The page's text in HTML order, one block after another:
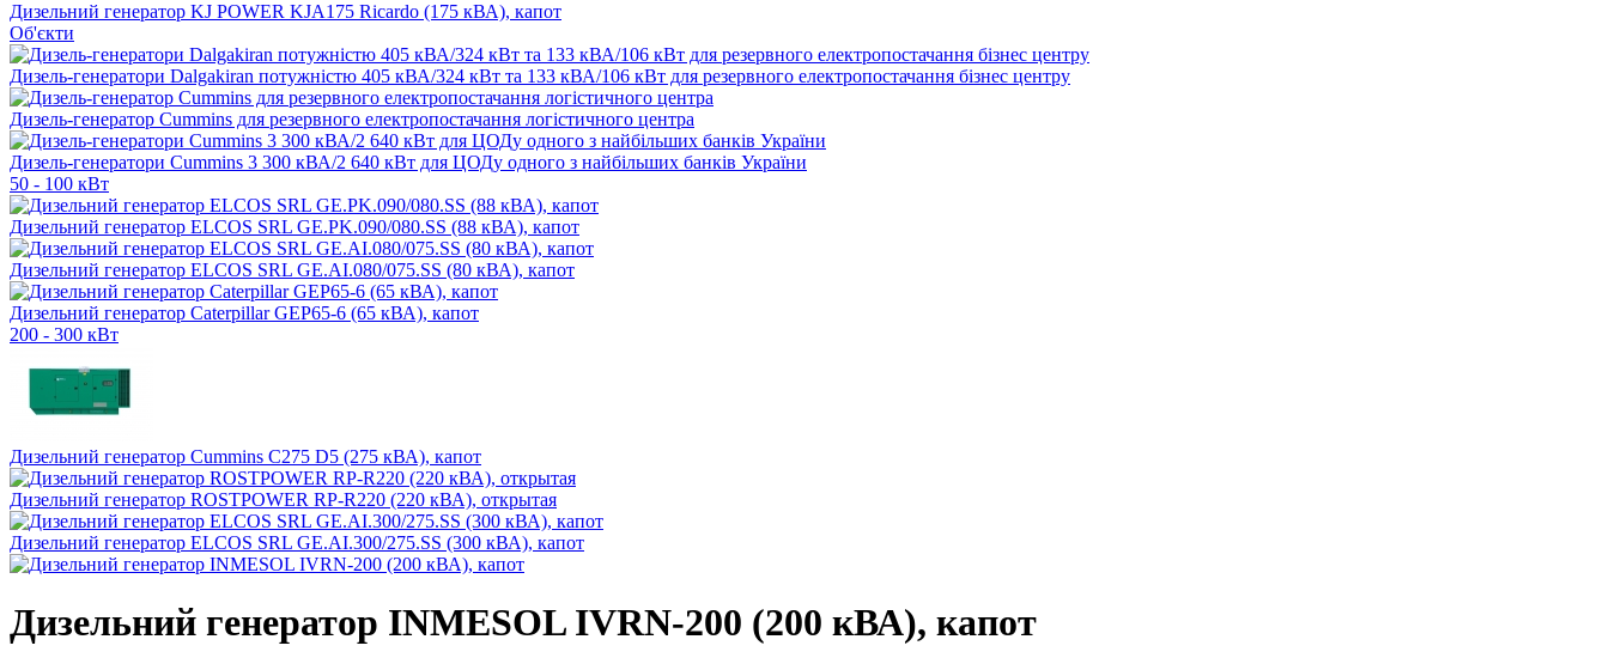
Дизельний генератор KJ POWER KJA175 Ricardo (175 кВА), капот
Об'єкти
Дизель-генератори Dalgakiran потужністю 405 кВА/324 кВт та 133 кВА/106 кВт для резервного електропостачання бізнес центру
Дизель-генератор Cummins для резервного електропостачання логістичного центра
Дизель-генератори Cummins 3 300 кВА/2 640 кВт для ЦОДу одного з найбільших банків України
50 - 100 кВт
Дизельний генератор ELCOS SRL GE.PK.090/080.SS (88 кВА), капот
Дизельний генератор ELCOS SRL GE.AI.080/075.SS (80 кВА), капот
Дизельний генератор Caterpillar GEP65-6 (65 кВА), капот
200 - 300 кВт
Дизельний генератор Cummins C275 D5 (275 кВА), капот
Дизельний генератор ROSTPOWER RP-R220 (220 кВА), открытая
Дизельний генератор ELCOS SRL GE.AI.300/275.SS (300 кВА), капот
Дизельний генератор INMESOL IVRN-200 (200 кВА), капот